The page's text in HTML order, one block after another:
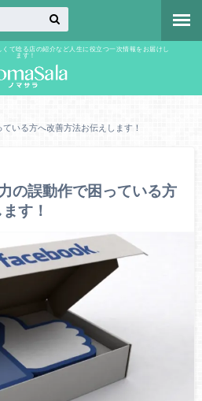
て唸る店の紹介など人生に役立つ一次情報をお届けし
ます！
いる方へ改善方法お伝えします！
の誤動作で困っている方
す！